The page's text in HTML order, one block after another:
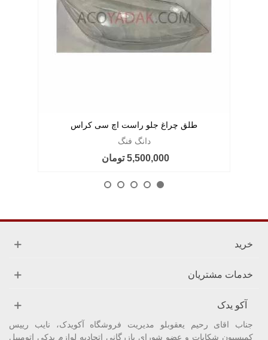
طلق چراغ جلو راست اچ سی کراس
دانگ فنگ
5,500,000 تومان
خرید
خدمات مشتریان
آکو یدک
جناب اقای رحیم یعقوبلو مدیریت فروشگاه آکویدک، نایب رییس
کمیسیون شکایات و عضو شورای بازرگانی اتحادیه لوازم یدکی اتومبیل